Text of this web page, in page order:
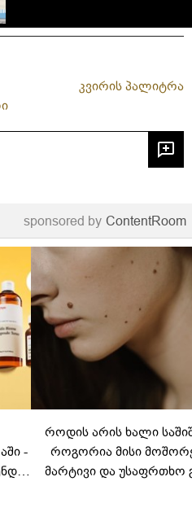
კვირის პალიტრა
sponsored by ContentRoom
-
როდის არის ხალი
როგორია მისი
მარტივი და უსაფრთხო